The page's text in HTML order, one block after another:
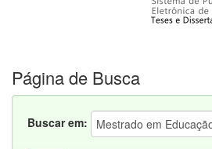
Página de Busca
Buscar em: